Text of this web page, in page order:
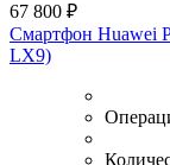
67 800 ₽
Смартфон Huawei
LX9)